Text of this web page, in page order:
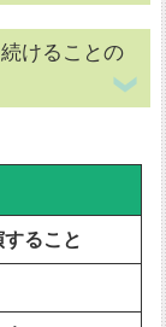
けることの
すること